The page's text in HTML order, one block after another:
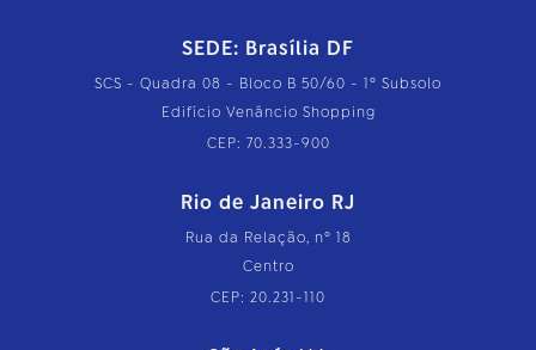
SEDE: Brasília DF
SCS - Quadra 08 - Bloco B 50/60 - 1º Subsolo
Edifício Venâncio Shopping
CEP: 70.333-900
Rio de Janeiro RJ
Rua da Relação, nº 18
Centro
CEP: 20.231-110